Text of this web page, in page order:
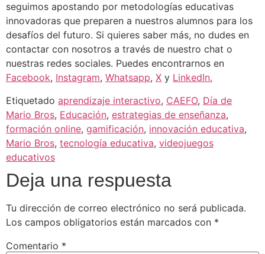
seguimos apostando por metodologías educativas
innovadoras que preparen a nuestros alumnos para los
desafíos del futuro. Si quieres saber más, no dudes en
contactar con nosotros a través de nuestro chat o
nuestras redes sociales. Puedes encontrarnos en
Facebook, Instagram, Whatsapp, X y LinkedIn.
Etiquetado aprendizaje interactivo, CAEFO, Día de
Mario Bros, Educación, estrategias de enseñanza,
formación online, gamificación, innovación educativa,
Mario Bros, tecnología educativa, videojuegos
educativos
Deja una respuesta
Tu dirección de correo electrónico no será publicada.
Los campos obligatorios están marcados con *
Comentario *